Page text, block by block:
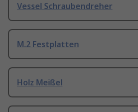
Vessel Schraubendreher
M.2 Festplatten
Holz Meißel